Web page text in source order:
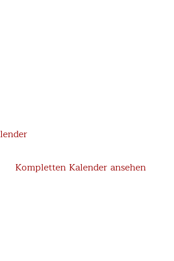
Kompletten Kalender ansehen